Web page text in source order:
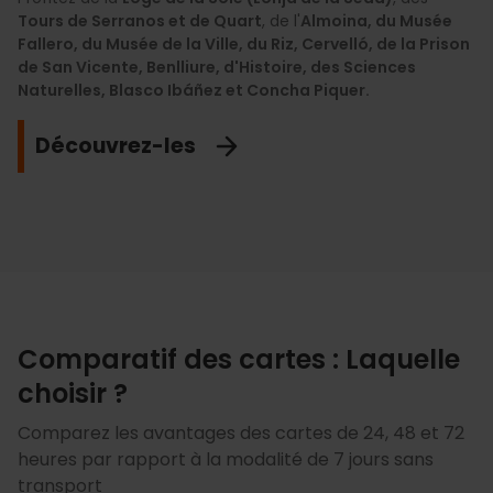
Tours de Serranos et de Quart, de l'Almoina, du Musée
Fallero, du Musée de la Ville, du Riz, Cervelló, de la Prison
de San Vicente, Benlliure, d'Histoire, des Sciences
Naturelles, Blasco Ibáñez et Concha Piquer.
Découvrez-les
San Nicolás, Santos Juanes; 50 % de réduction auPalais
du Marqués de Dos Aguaset sur les services touristiques,
les visites guidées, les restaurants, les spas et les
boutiques.
Voir les réductions
gratuite. Une façon parfaite de découvrir la ville tout en
savourant sa gastronomie locale.
En savoir plus
Saint Graaldans la chapelle du Saint Graal et contemplez
des œuvres deGoya ou d'El GrecoauMusée de la
Cathédrale. De plus, cette carte vous permet d'accéder à
l'IVAMpour profiter des meilleures avant-gardes
historiques et de l'art moderne européen.
Comparatif des cartes : Laquelle
choisir ?
Comparez les avantages des cartes de 24, 48 et 72
heures par rapport à la modalité de 7 jours sans
transport